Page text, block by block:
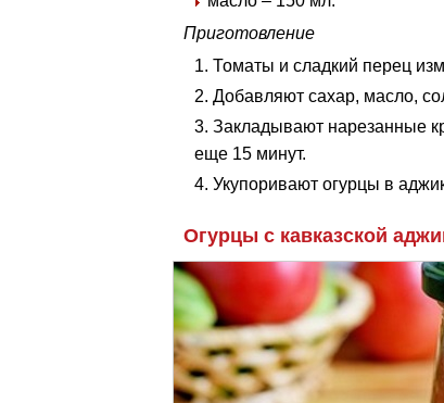
Приготовление
Томаты и сладкий перец
Добавляют сахар, масло,
Закладывают нарезанные
еще 15 минут.
Укупоривают огурцы в
Огурцы с кавказской